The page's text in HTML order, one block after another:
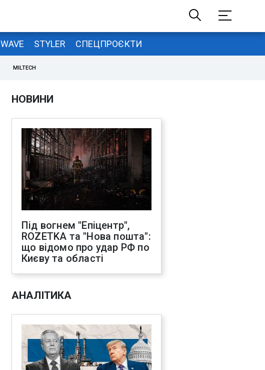
WAVE STYLER СПЕЦПРОЄКТИ
MILTECH
НОВИНИ
Під вогнем "Епіцентр",
ROZETKA та "Нова пошта":
що відомо про удар РФ по
Києву та області
АНАЛІТИКА